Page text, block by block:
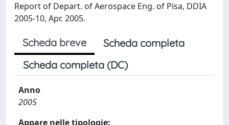
Report of Depart. of Aerospace Eng. of Pisa, DDIA
2005-10, Apr. 2005.
Scheda breve
Scheda completa
Scheda completa (DC)
Anno
2005
Appare nelle tipologie: